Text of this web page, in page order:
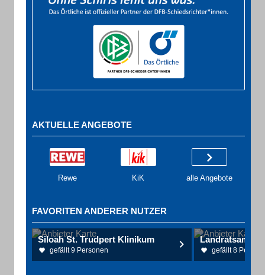
AKTUELLE ANGEBOTE
Rewe KiK alle Angebote
FAVORITEN ANDERER NUTZER
Siloah St. Trudpert Klinikum
gefällt 9 Personen
Landratsamt
gefällt 8